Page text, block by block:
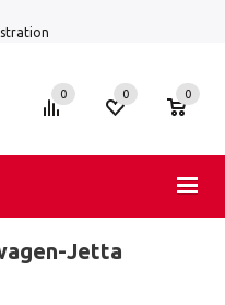
0 0 0
Jetta